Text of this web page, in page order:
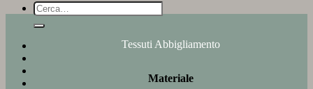
Cerca:
Tessuti Abbigliamento
Materiale